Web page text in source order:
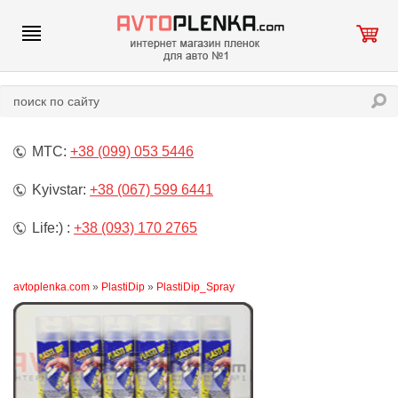
МТС: +38 (099) 053 5446
Kyivstar: +38 (067) 599 6441
Life:) : +38 (093) 170 2765
avtoplenka.com » PlastiDip » PlastiDip_Spray